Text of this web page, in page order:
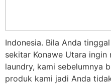
Indonesia. Bila Anda
sekitar Konawe Utara
laundry, kami sebelumnya
produk kami jadi Anda